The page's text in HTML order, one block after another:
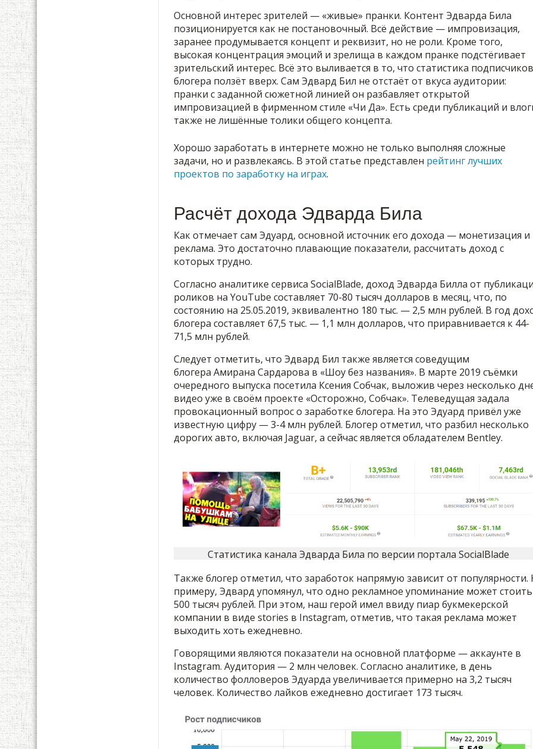
Основной интерес зрителей — «живые» пранки. Контент Эдварда Била
позиционируется как не постановочный. Всё действие — импровизация,
заранее продумывается концепт и реквизит, но не роли. Кроме того,
высокая концентрация эмоций и зрелища в каждом пранке подстёгивает
зрительский интерес. Всё это выливается в то, что статистика подписчиков
блогера ползёт вверх. Сам Эдвард Бил не отстаёт от вкуса аудитории:
пранки с заданной сюжетной линией он разбавляет открытой
импровизацией в фирменном стиле «Чи Да». Есть среди публикаций и
также не лишённые толики общего концепта.
Хорошо заработать в интернете можно не только выполняя сложные
задачи, но и развлекаясь. В этой статье представлен рейтинг лучших
проектов по заработку на играх.
Расчёт дохода Эдварда Била
Как отмечает сам Эдуард, основной источник его дохода — монетизация и
реклама. Это достаточно плавающие показатели, рассчитать доход с
которых трудно.
Согласно аналитике сервиса SocialBlade, доход Эдварда Билла от
роликов на YouTube составляет 70-80 тысяч долларов в месяц, что, по
состоянию на 25.05.2019, эквивалентно 180 тыс. — 2,5 млн рублей. В год
блогера составляет 67,5 тыс. — 1,1 млн долларов, что приравнивается к 44-
71,5 млн рублей.
Следует отметить, что Эдвард Бил также является соведущим
блогера Амирана Сардарова в «Шоу без названия». В марте 2019 съёмки
очередного выпуска посетила Ксения Собчак, выложив через несколько
видео уже в своём проекте «Осторожно, Собчак». Телеведущая задала
провокационный вопрос о заработке блогера. На это Эдуард привёл уже
известную цифру — 3-4 млн рублей. Блогер отметил, что разбил несколько
дорогих авто, включая Jaguar, а сейчас является обладателем Bentley.
Статистика канала Эдварда Била по версии портала SocialBlade
Также блогер отметил, что заработок напрямую зависит от популярности.
примеру, Эдвард упомянул, что одно рекламное упоминание может стоить
500 тысяч рублей. При этом, наш герой имел ввиду пиар букмекерской
компании в виде stories в Instagram, отметив, что такая реклама может
выходить хоть ежедневно.
Говорящими являются показатели на основной платформе — аккаунте в
Instagram. Аудитория — 2 млн человек. Согласно аналитике, в день
количество фолловеров Эдуарда увеличивается примерно на 3,2 тысяч
человек. Количество лайков ежедневно достигает 173 тысяч.